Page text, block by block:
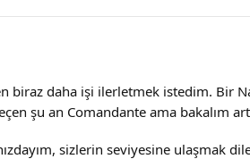
biraz daha işi ilerletmek istedim. Bir
şu an Comandante ama bakalım
sizlerin seviyesine ulaşmak